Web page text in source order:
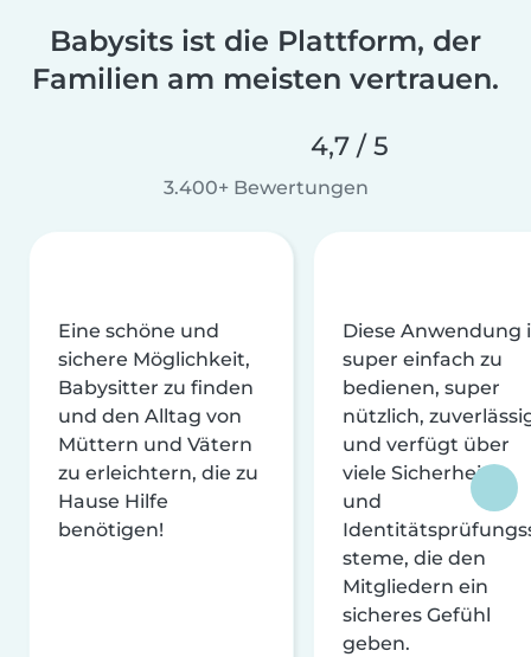
Babysits ist die Plattform, der
Familien am meisten vertrauen.
4,7 / 5
3.400+ Bewertungen
Eine schöne und
sichere Möglichkeit,
Babysitter zu finden
und den Alltag von
Müttern und Vätern
zu erleichtern, die zu
Hause Hilfe
benötigen!
Diese Anwendung
super einfach zu
bedienen, super
nützlich,
und verfügt über
viele Sicherheits-
und
steme, die den
Mitgliedern ein
sicheres Gefühl
geben.